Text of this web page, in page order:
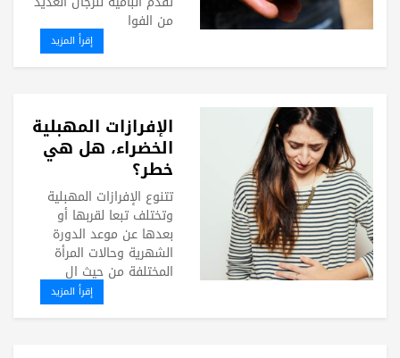
من الفوا
إقرأ المزيد
الإفرازات المهبلية
الخضراء، هل هي
خطر؟
تتنوع الإفرازات المهبلية
وتختلف تبعا لقربها أو
بعدها عن موعد الدورة
الشهرية وحالات المرأة
المختلفة من حيث ال
إقرأ المزيد